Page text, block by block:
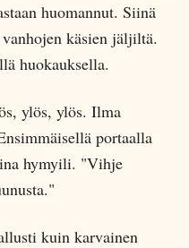
huomannut. Siinä
käsien jäljiltä.
huokauksella.
ylös, ylös. Ilma
portaalla
hymyili. "Vihje
kuin karvainen